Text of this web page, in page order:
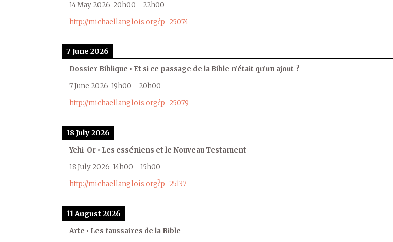
14 May 2026 20h00 - 22h00
http://michaellanglois.org?p=25074
7 June 2026
Dossier Biblique • Et si ce passage de la Bible n’était qu’un ajout ?
7 June 2026 19h00 - 20h00
http://michaellanglois.org?p=25079
18 July 2026
Yehi-Or • Les esséniens et le Nouveau Testament
18 July 2026 14h00 - 15h00
http://michaellanglois.org?p=25137
11 August 2026
Arte • Les faussaires de la Bible